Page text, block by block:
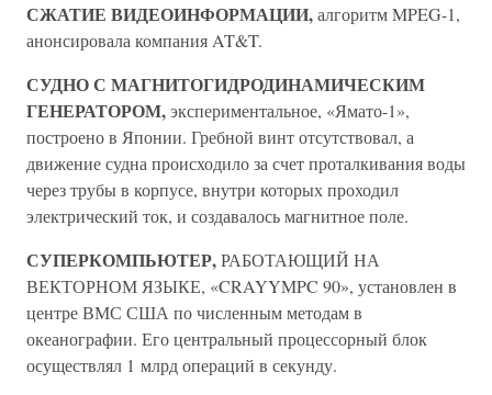
СЖАТИЕ ВИДЕОИНФОРМАЦИИ,алгоритм MPEG-1,
анонсировала компания AT&T.
СУДНО С МАГНИТОГИДРОДИНАМИЧЕСКИМ
ГЕНЕРАТОРОМ,экспериментальное, «Ямато-1»,
построено в Японии. Гребной винт отсутствовал, а
движение судна происходило за счет проталкивания воды
через трубы в корпусе, внутри которых проходил
электрический ток, и создавалось магнитное поле.
СУПЕРКОМПЬЮТЕР,РАБОТАЮЩИЙ НА
ВЕКТОРНОМ ЯЗЫКЕ, «CRAYYMPC 90», установлен в
центре ВМС США по численным методам в
океанографии. Его центральный процессорный блок
осуществлял 1 млрд операций в секунду.